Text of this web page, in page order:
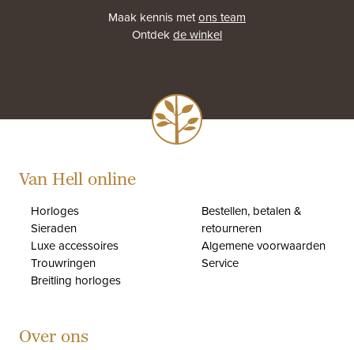
Maak kennis metons team
Ontdekde winkel
Van Hell online
Horloges
Sieraden
Luxe accessoires
Trouwringen
Breitling horloges
Bestellen, betalen &
retourneren
Algemene voorwaarden
Service
Over ons